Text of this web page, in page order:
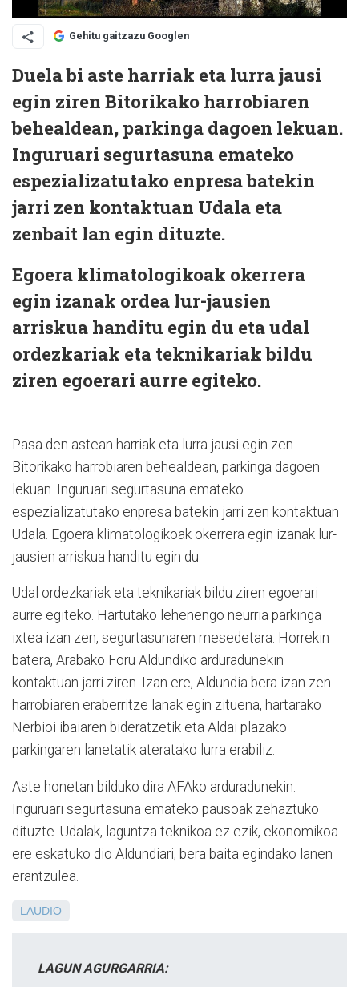
Gehitu gaitzazu Googlen
Duela bi aste harriak eta lurra jausi
egin ziren Bitorikako harrobiaren
behealdean, parkinga dagoen lekuan.
Inguruari segurtasuna emateko
espezializatutako enpresa batekin
jarri zen kontaktuan Udala eta
zenbait lan egin dituzte.
Egoera klimatologikoak okerrera
egin izanak ordea lur-jausien
arriskua handitu egin du eta udal
ordezkariak eta teknikariak bildu
ziren egoerari aurre egiteko.
Pasa den astean harriak eta lurra jausi egin zen
Bitorikako harrobiaren behealdean, parkinga dagoen
lekuan. Inguruari segurtasuna emateko
espezializatutako enpresa batekin jarri zen kontaktuan
Udala. Egoera klimatologikoak okerrera egin izanak lur-
jausien arriskua handitu egin du.
Udal ordezkariak eta teknikariak bildu ziren egoerari
aurre egiteko. Hartutako lehenengo neurria parkinga
ixtea izan zen, segurtasunaren mesedetara. Horrekin
batera, Arabako Foru Aldundiko arduradunekin
kontaktuan jarri ziren. Izan ere, Aldundia bera izan zen
harrobiaren eraberritze lanak egin zituena, hartarako
Nerbioi ibaiaren bideratzetik eta Aldai plazako
parkingaren lanetatik ateratako lurra erabiliz.
Aste honetan bilduko dira AFAko arduradunekin.
Inguruari segurtasuna emateko pausoak zehaztuko
dituzte. Udalak, laguntza teknikoa ez ezik, ekonomikoa
ere eskatuko dio Aldundiari, bera baita egindako lanen
erantzulea.
LAUDIO
LAGUN AGURGARRIA: